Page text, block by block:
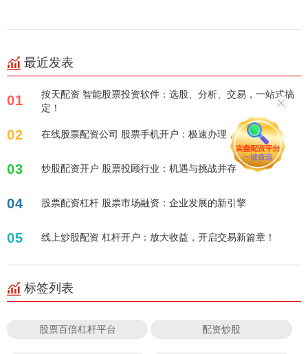
最近发表
01
按天配资 智能股票投资软件：选股、分析、交易，一站式搞
定！
02 在线股票配资公司 股票手机开户：极速办理，轻松投资！
03 炒股配资开户 股票投顾行业：机遇与挑战并存
04 股票配资杠杆 股票市场融资：企业发展的新引擎
05 线上炒股配资 杠杆开户：放大收益，开启交易新篇章！
标签列表
股票百倍杠杆平台 配资炒股